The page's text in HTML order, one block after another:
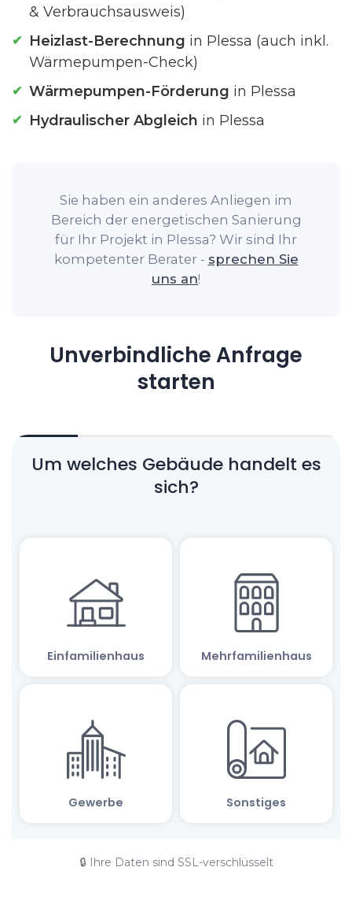
& Verbrauchsausweis)
Heizlast-Berechnung in Plessa (auch inkl.
Wärmepumpen-Check)
Wärmepumpen-Förderung in Plessa
Hydraulischer Abgleich in Plessa
Sie haben ein anderes Anliegen im
Bereich der energetischen Sanierung
für Ihr Projekt in Plessa? Wir sind Ihr
kompetenter Berater - sprechen Sie
uns an!
Unverbindliche Anfrage
starten
🔒 Ihre Daten sind SSL-verschlüsselt